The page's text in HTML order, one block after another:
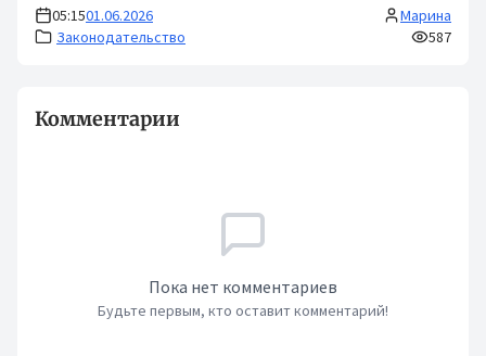
05:1501.06.2026
Законодательство
Марина
587
Комментарии
Пока нет комментариев
Будьте первым, кто оставит комментарий!